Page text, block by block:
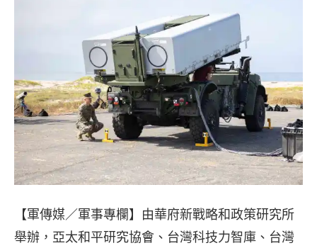
【軍傳媒／軍事專欄】由華府新戰略和政策研究所
舉辦，亞太和平研究協會、台灣科技力智庫、台灣